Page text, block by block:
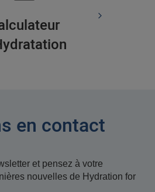
en contact
et pensez à votre
nouvelles de Hydration for